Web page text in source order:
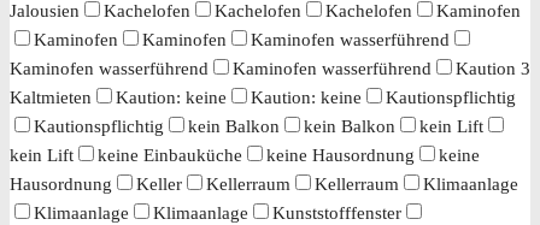
Jalousien
Kachelofen Kachelofen Kachelofen
Kaminofen
Kaminofen
Kaminofen
Kaminofen wasserführend
Kaminofen wasserführend
Kaminofen wasserführend
Kaution 3
Kaltmieten
Kaution: keine Kaution: keine
Kautionspflichtig
Kautionspflichtig
kein Balkon kein Balkon
kein Lift
kein Lift
keine Einbauküche keine Hausordnung
keine
Hausordnung
Keller Kellerraum Kellerraum
Klimaanlage
Klimaanlage
Klimaanlage
Kunststofffenster